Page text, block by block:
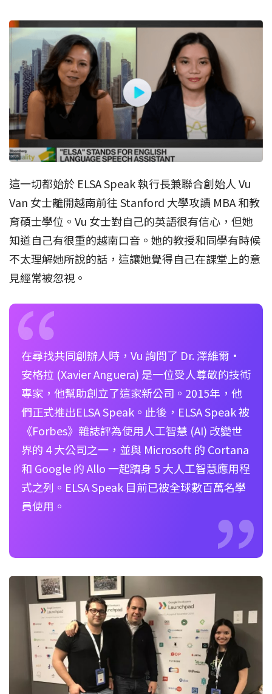
這一切都始於 ELSA Speak 執行長兼聯合創始人 Vu
Van 女士離開越南前往 Stanford 大學攻讀 MBA 和教
育碩士學位。Vu 女士對自己的英語很有信心，但她
知道自己有很重的越南口音。她的教授和同學有時候
不太理解她所說的話，這讓她覺得自己在課堂上的意
見經常被忽視。
在尋找共同創辦人時，Vu 詢問了 Dr. 澤維爾·
安格拉 (Xavier Anguera) 是一位受人尊敬的技術
專家，他幫助創立了這家新公司。2015年，他
們正式推出ELSA Speak。此後，ELSA Speak 被
《Forbes》雜誌評為使用人工智慧 (AI) 改變世
界的 4 大公司之一，並與 Microsoft 的 Cortana
和 Google 的 Allo 一起躋身 5 大人工智慧應用程
式之列。ELSA Speak 目前已被全球數百萬名學
員使用。